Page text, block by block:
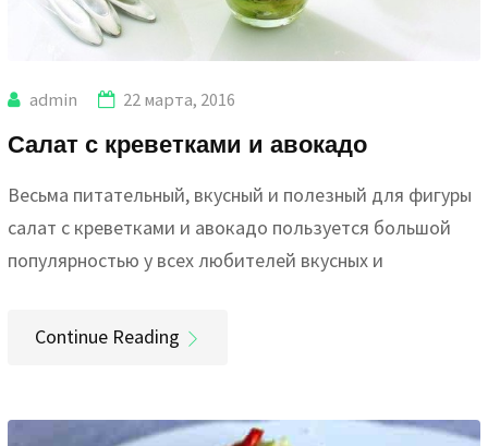
admin 22 марта, 2016
Салат с креветками и авокадо
Весьма питательный, вкусный и полезный для фигуры
салат с креветками и авокадо пользуется большой
популярностью у всех любителей вкусных и
Continue Reading